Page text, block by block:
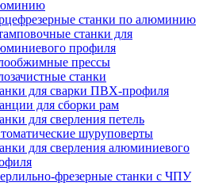
станки по алюминию
станки для
профиля
прессы
станки
для сварки ПВХ-профиля
для сборки рам
для сверления петель
шуруповерты
для сверления алюминиевого
фрезерные станки с ЧПУ